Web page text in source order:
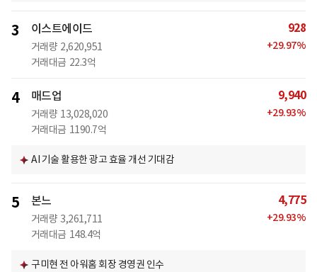
3 이스트에이드
거래량 2,620,951
거래대금 22.3억
928
+29.97%
4 매드업
거래량 13,028,020
거래대금 1190.7억
9,940
+29.93%
AI 기술 활용한 광고 효율 개선 기대감
5 본느
거래량 3,261,711
거래대금 148.4억
4,775
+29.93%
구미현 전 아워홈 회장 경영권 인수